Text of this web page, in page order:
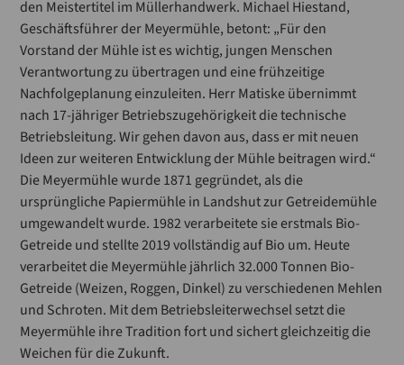
den Meistertitel im Müllerhandwerk. Michael Hiestand,
Geschäftsführer der Meyermühle, betont: „Für den
Vorstand der Mühle ist es wichtig, jungen Menschen
Verantwortung zu übertragen und eine frühzeitige
Nachfolgeplanung einzuleiten. Herr Matiske übernimmt
nach 17-jähriger Betriebszugehörigkeit die technische
Betriebsleitung. Wir gehen davon aus, dass er mit neuen
Ideen zur weiteren Entwicklung der Mühle beitragen wird.“
Die Meyermühle wurde 1871 gegründet, als die
ursprüngliche Papiermühle in Landshut zur Getreidemühle
umgewandelt wurde. 1982 verarbeitete sie erstmals Bio-
Getreide und stellte 2019 vollständig auf Bio um. Heute
verarbeitet die Meyermühle jährlich 32.000 Tonnen Bio-
Getreide (Weizen, Roggen, Dinkel) zu verschiedenen Mehlen
und Schroten. Mit dem Betriebsleiterwechsel setzt die
Meyermühle ihre Tradition fort und sichert gleichzeitig die
Weichen für die Zukunft.